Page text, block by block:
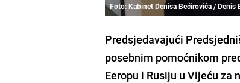
Foto: Kabinet Denisa Bećirovića /
Predsjedavajući
posebnim pomoćnikom
Eeropu i Rusiju u Vijeću za